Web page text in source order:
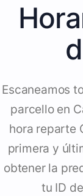
Escaneamos
parcello en
hora reparte
primera y
obtener la
tu ID